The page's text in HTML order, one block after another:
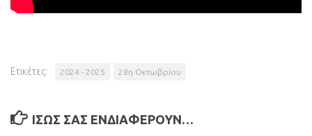
Ετικέτες: 2024 - 2025 28η Οκτωβρίου
ΊΣΩΣ ΣΑΣ ΕΝΔΙΑΦΈΡΟΥΝ…